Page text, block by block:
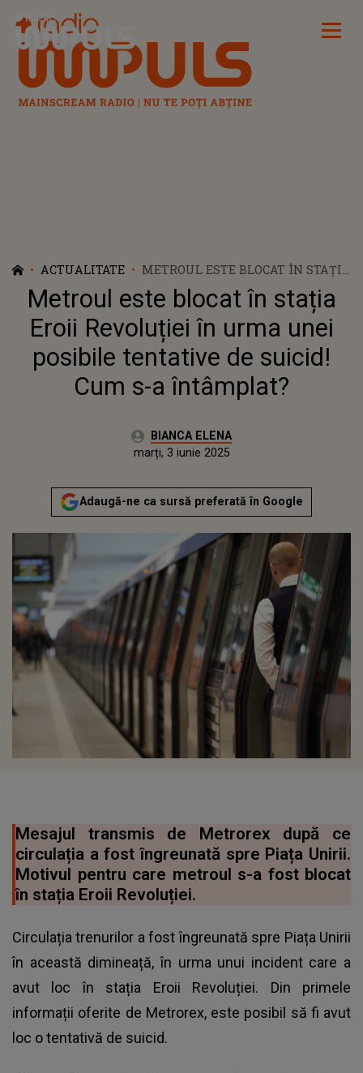
Radio Impuls
ACTUALITATE
METROUL ESTE BLOCAT ÎN STAȚIA
EROII REVOLUȚIEI ÎN URMA UNEI
POSIBILE TENTATIVE DE SUICID!
CUM S-A ÎNTÂMPLAT?
Metroul este blocat în stația
Eroii Revoluției în urma unei
posibile tentative de suicid!
Cum s-a întâmplat?
Autor:BIANCA ELENA
Actualizat:
marți, 3 iunie 2025
Adaugă-ne ca sursă preferată în Google
Mesajul transmis de Metrorex după ce
circulația a fost îngreunată spre Piața Unirii.
Motivul pentru care metroul s-a fost blocat
în stația Eroii Revoluției.
Circulația trenurilor a fost îngreunată spre Piața Unirii
în această dimineață, în urma unui incident care a
avut loc în stația Eroii Revoluției. Din primele
informații oferite de Metrorex, este posibil să fi avut
loc o tentativă de suicid.